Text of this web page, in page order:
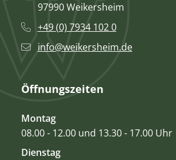
97990 Weikersheim
+49 (0) 7934 102 0
info@weikersheim.de
Öffnungszeiten
Montag
08.00 - 12.00 und 13.30 - 17.00 Uhr
Dienstag